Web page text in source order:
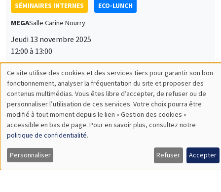
SÉMINAIRES INTERNES
ECO-LUNCH
MEGASalle Carine Nourry
Jeudi 13 novembre 2025
12:00 à 13:00
Jiakun Zheng
AMSE
Unpacking Household Insurance Decisions: Field and
Experimental Evidence
MEGASalle Carine Nourry
Utilisation
des
données
personnelles
et
des
Ce site utilise des cookies et des services tiers pour garantir son bon
fonctionnement, analyser la fréquentation du site et proposer des
contenus multimédias. Vous êtes libre d’accepter, de refuser ou de
personnaliser l’utilisation de ces services. Votre choix pourra être
modifié à tout moment depuis le lien « Gestion des cookies »
accessible en bas de page. Pour en savoir plus, consultez notre
politique de confidentialité.
Personnaliser Refuser Accepter